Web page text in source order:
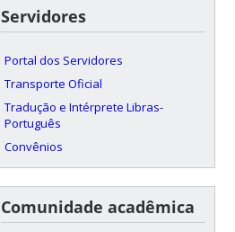
Servidores
Portal dos Servidores
Transporte Oficial
Tradução e Intérprete Libras-
Português
Convênios
Comunidade acadêmica